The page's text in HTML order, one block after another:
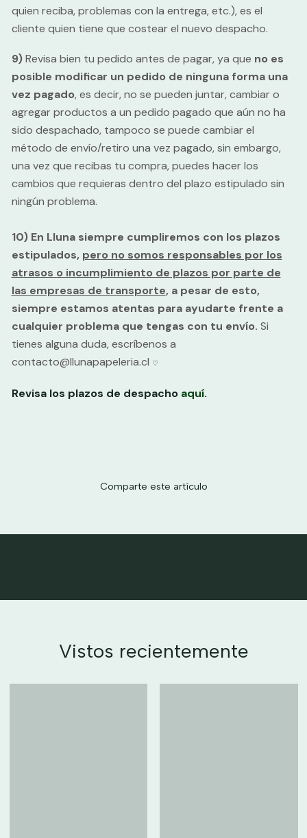
quien reciba, problemas con la entrega, etc.), es el
cliente quien tiene que costear el nuevo despacho.
9)Revisa bien tu pedido antes de pagar, ya que no es
posible modificar un pedido de ninguna forma una
vez pagado, es decir, no se pueden juntar, cambiar o
agregar productos a un pedido pagado que aún no ha
sido despachado, tampoco se puede cambiar el
método de envío/retiro una vez pagado, sin embargo,
una vez que recibas tu compra, puedes hacer los
cambios que requieras dentro del plazo estipulado sin
ningún problema.
10) En Lluna siempre cumpliremos con los plazos
estipulados, pero no somos responsables por los
atrasos o incumplimiento de plazos por parte de
las empresas de transporte, a pesar de esto,
siempre estamos atentas para ayudarte frente a
cualquier problema que tengas con tu envío. Si
tienes alguna duda, escríbenos a
contacto@llunapapeleria.cl ♡
Revisa los plazos de despacho aquí.
Comparte este artículo
Vistos recientemente